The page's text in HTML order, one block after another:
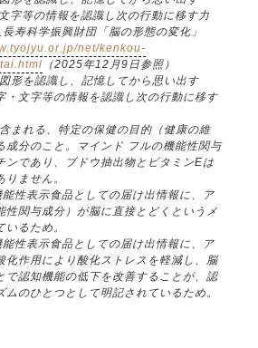
字等の情報を認識し次の行動に移す力
寿科学振興財団「脳の形態の変化」
net/kenkou-
（2025年12月9日参照）
形を認識し、記憶してから思い出す
・文字等の情報を認識し次の行動に移す
まれる、特定の保健の目的（健康の維
成分のこと。マインド フルの機能性関与
ンであり、ブドウ抽出物とビタミンEは
ません。
性表示食品としての届け出情報に、ア
性関与成分）が脳に直接とどくというメ
るため。
性表示食品としての届け出情報に、ア
化作用により酸化ストレスを軽減し、脳
で認知機能の低下を改善することが、認
ムのひとつとして明記されているため。